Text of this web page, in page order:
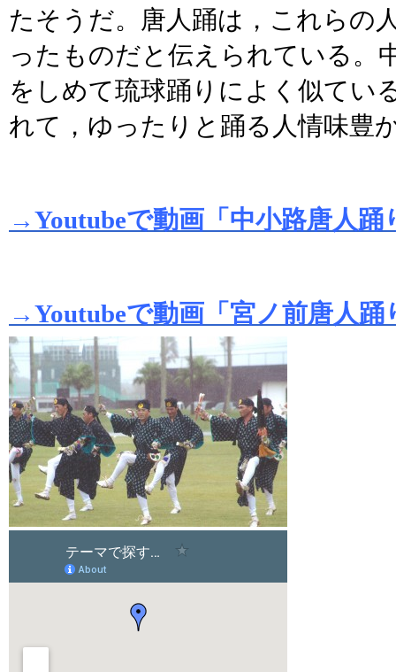
たそうだ。唐人踊は，これらの
ったものだと伝えられている。
をしめて琉球踊りによく似てい
れて，ゆったりと踊る人情味豊
→Youtubeで動画「中小路唐人踊
→Youtubeで動画「宮ノ前唐人踊